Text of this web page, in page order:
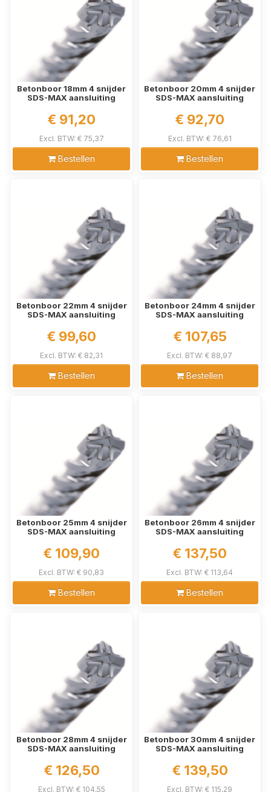
Betonboor 18mm 4 snijder
SDS-MAX aansluiting
€ 91,20
Excl. BTW: € 75,37
Bestellen
Betonboor 20mm 4 snijder
SDS-MAX aansluiting
€ 92,70
Excl. BTW: € 76,61
Bestellen
Betonboor 22mm 4 snijder
SDS-MAX aansluiting
€ 99,60
Excl. BTW: € 82,31
Bestellen
Betonboor 24mm 4 snijder
SDS-MAX aansluiting
€ 107,65
Excl. BTW: € 88,97
Bestellen
Betonboor 25mm 4 snijder
SDS-MAX aansluiting
€ 109,90
Excl. BTW: € 90,83
Bestellen
Betonboor 26mm 4 snijder
SDS-MAX aansluiting
€ 137,50
Excl. BTW: € 113,64
Bestellen
Betonboor 28mm 4 snijder
SDS-MAX aansluiting
€ 126,50
Excl. BTW: € 104,55
Betonboor 30mm 4 snijder
SDS-MAX aansluiting
€ 139,50
Excl. BTW: € 115,29